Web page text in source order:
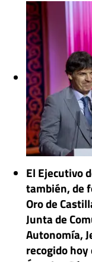
El Ejecutivo
también, de
Oro de
Junta de
Autonomía,
recogido